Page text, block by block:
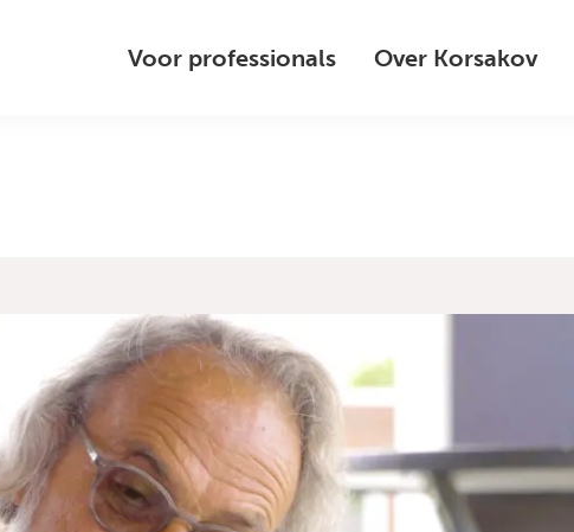
Voor professionals Over Korsakov